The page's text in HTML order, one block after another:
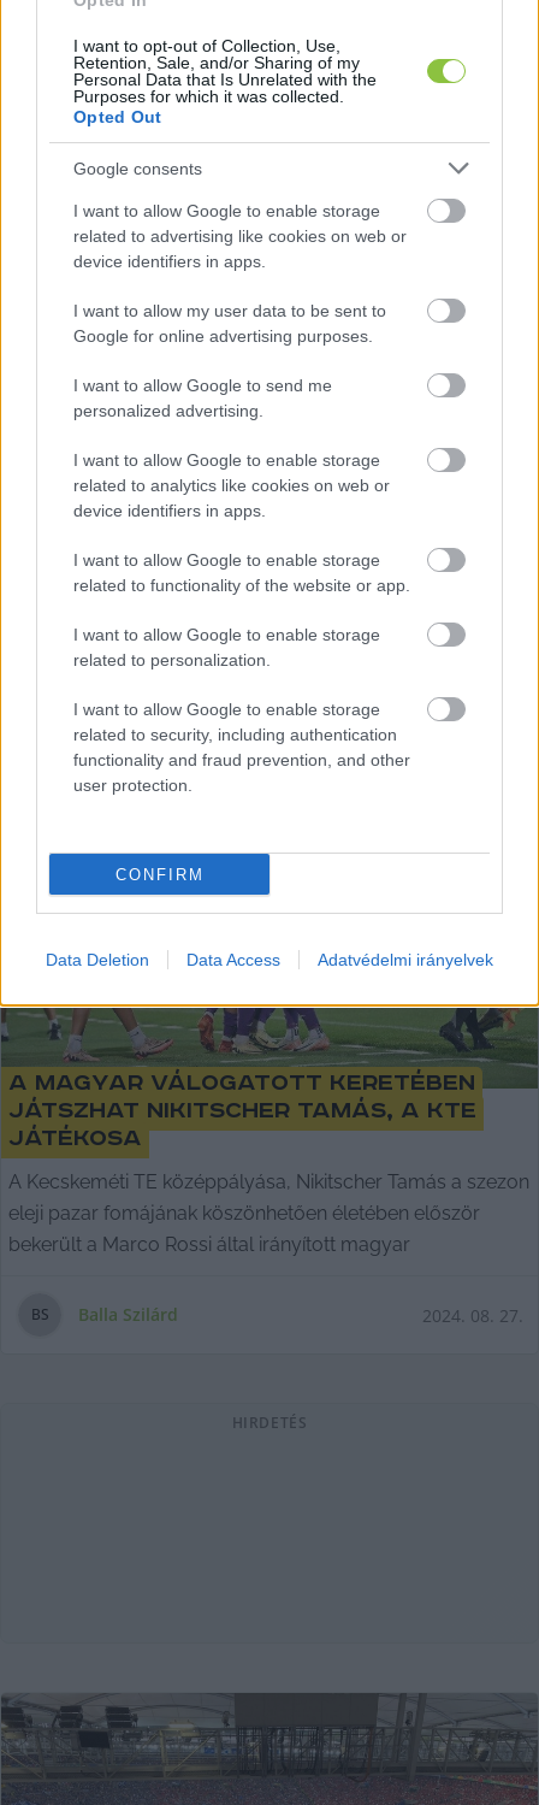
I want to opt-out of Collection, Use,
Retention, Sale, and/or Sharing of my
Personal Data that Is Unrelated with the
Purposes for which it was collected.
Opted Out
Google consents
I want to allow Google to enable storage
related to advertising like cookies on web or
device identifiers in apps.
I want to allow my user data to be sent to
Google for online advertising purposes.
I want to allow Google to send me
personalized advertising.
I want to allow Google to enable storage
related to analytics like cookies on web or
device identifiers in apps.
I want to allow Google to enable storage
related to functionality of the website or app.
I want to allow Google to enable storage
related to personalization.
I want to allow Google to enable storage
related to security, including authentication
functionality and fraud prevention, and other
user protection.
CONFIRM
Data Deletion Data Access Adatvédelmi irányelvek
Balla Szilárd
Nikitscher Tamás keserédes
debütálása: Rossi 0:5-nél küldte
pályára
A KTE középpályását először hívták be a válogatottba, és
szombaton a 82. percben pályára is léphetett
Németország ellen Düsseldorfban a Nemzetek Ligája
Hraskó István
A magyar válogatott keretében
játszhat Nikitscher Tamás, a KTE
játékosa
A Kecskeméti TE középpályása, Nikitscher Tamás a szezon
eleji pazar fomájának köszönhetően életében először
bekerült a Marco Rossi által irányított magyar
BS Balla Szilárd 2024. 08. 27.
HIRDETÉS